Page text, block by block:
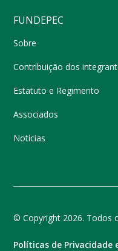
FUNDEPEC
Sobre
Contribuição dos
Estatuto e Regimento
Associados
Notícias
© Copyright 2026. Todos
Políticas de Privacidade